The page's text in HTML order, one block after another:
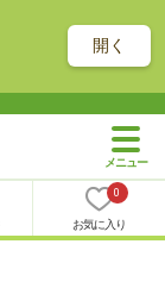
開く
0
お気に入り